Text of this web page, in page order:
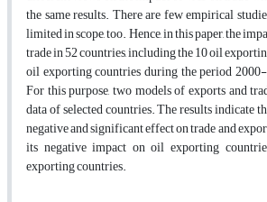
the same results. There are few empirical
limited in scope, too. Hence, in this paper, the
trade in 52 countries, including the 10 oil
oil exporting countries during the period 2000-
For this purpose, two models of exports and
data of selected countries. The results indicate
negative and significant effect on trade and
its negative impact on oil exporting
exporting countries.